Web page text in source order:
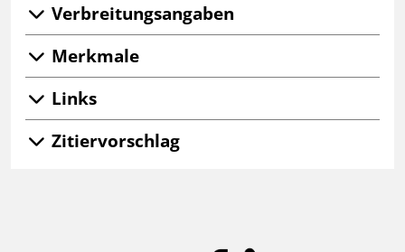
Verbreitungsangaben
Merkmale
Links
Zitiervorschlag